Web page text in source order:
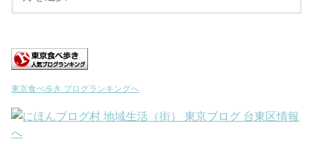
東京食べ歩き ブログランキングへ